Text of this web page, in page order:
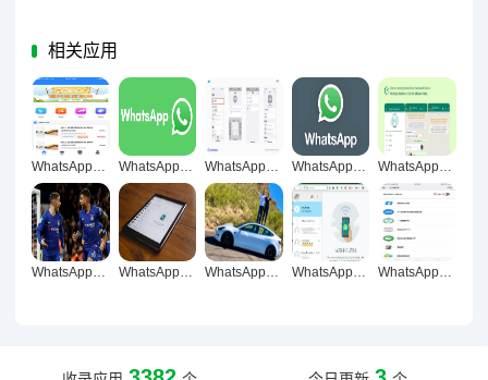
相关应用
WhatsApp网页版重塑高清稳定视频语音交流新体验 WhatsApp网页版多人群组资料共享新纪元，高效协作轻松启 WhatsApp网页版革新群聊互动，构建信息快速统一传递的数字化新范式 WhatsApp网页版重构学生远程学习互动自由维度 WhatsApp网页版流畅无延迟技术架构与用户体验深度优化解析
WhatsApp网页版，清晰直观的即时通讯新体验 WhatsApp网页版，简洁操作成就高效沟通新体验